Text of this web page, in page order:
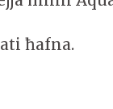
ħafna.